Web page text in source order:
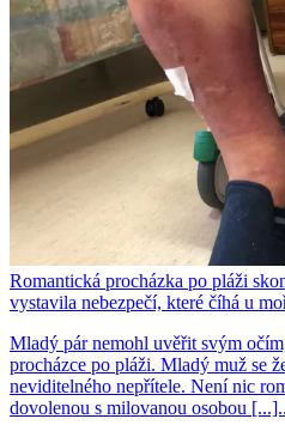
Romantická procházka po pláži
vystavila nebezpečí, které číhá u
Mladý pár nemohl uvěřit svým
procházce po pláži. Mladý muž se
neviditelného nepřítele. Není nic
dovolenou s milovanou osobou